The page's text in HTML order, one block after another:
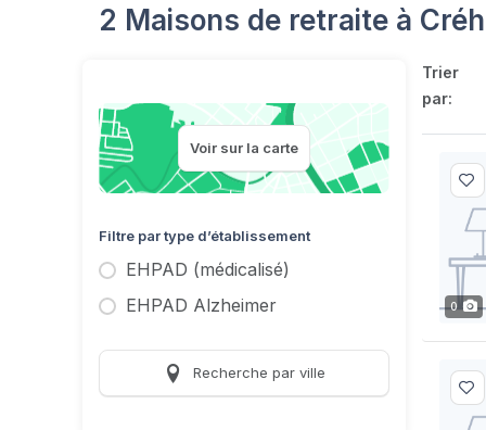
2 Maisons de retraite à
Voir sur la carte
Filtre par type d’établissement
EHPAD (médicalisé)
EHPAD Alzheimer
Recherche par ville
Trier
par:
0